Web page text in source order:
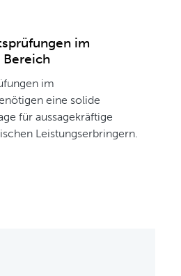
im
im
eine solide
für aussagekräftige
Leistungserbringern.